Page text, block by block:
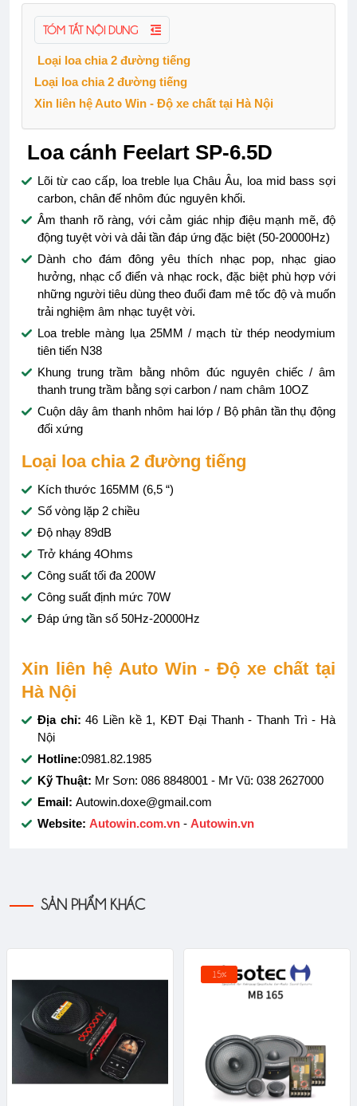
TÓM TẮT NỘI DUNG
Loại loa chia 2 đường tiếng
Loại loa chia 2 đường tiếng
Xin liên hệ Auto Win - Độ xe chất tại Hà Nội
Loa cánh Feelart SP-6.5D
Lõi từ cao cấp, loa treble lụa Châu Âu, loa mid bass sợi
carbon, chân đế nhôm đúc nguyên khối.
Âm thanh rõ ràng, với cảm giác nhịp điệu mạnh mẽ, độ
động tuyệt vời và dải tần đáp ứng đặc biệt (50-20000Hz)
Dành cho đám đông yêu thích nhạc pop, nhạc giao
hưởng, nhạc cổ điển và nhạc rock, đặc biệt phù hợp với
những người tiêu dùng theo đuổi đam mê tốc độ và muốn
trải nghiệm âm nhạc tuyệt vời.
Loa treble màng lụa 25MM / mạch từ thép neodymium
tiên tiến N38
Khung trung trầm bằng nhôm đúc nguyên chiếc / âm
thanh trung trầm bằng sợi carbon / nam châm 10OZ
Cuộn dây âm thanh nhôm hai lớp / Bộ phân tần thụ động
đối xứng
Loại loa chia 2 đường tiếng
Kích thước 165MM (6,5 “)
Số vòng lặp 2 chiều
Độ nhạy 89dB
Trở kháng 4Ohms
Công suất tối đa 200W
Công suất định mức 70W
Đáp ứng tần số 50Hz-20000Hz
Xin liên hệ Auto Win - Độ xe chất tại
Hà Nội
Địa chỉ:46 Liền kề 1, KĐT Đại Thanh - Thanh Trì - Hà
Nội
Hotline:0981.82.1985
Kỹ Thuật: Mr Sơn: 086 8848001 - Mr Vũ: 038 2627000
Email: Autowin.doxe@gmail.com
Website: Autowin.com.vn - Autowin.vn
SẢN PHẨM KHÁC
15%